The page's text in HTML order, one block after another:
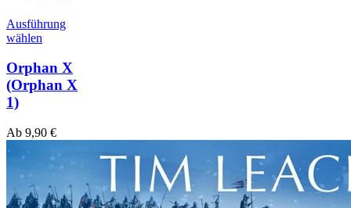
Ausführung
wählen
Orphan X
(Orphan X
1)
Ab 9,90 €